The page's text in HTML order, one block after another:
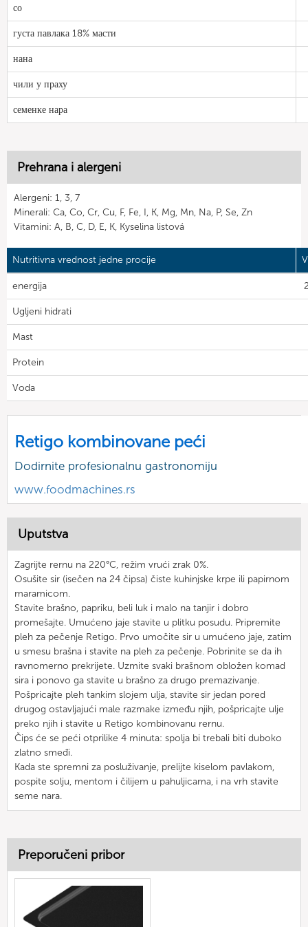
со
густа павлака 18% масти
нана
чили у праху
семенке нара
Prehrana i alergeni
Alergeni: 1, 3, 7
Minerali: Ca, Co, Cr, Cu, F, Fe, I, K, Mg, Mn, Na, P, Se, Zn
Vitamini: A, B, C, D, E, K, Kyselina listová
Nutritivna vrednost jedne procije
energija
Ugljeni hidrati
Mast
Protein
Voda
Retigo kombinovane peći
Dodirnite profesionalnu gastronomiju
www.foodmachines.rs
Uputstva
Zagrijte rernu na 220°C, režim vrući zrak 0%.
Osušite sir (isečen na 24 čipsa) čiste kuhinjske krpe ili papirnom
maramicom.
Stavite brašno, papriku, beli luk i malo na tanjir i dobro
promešajte. Umućeno jaje stavite u plitku posudu. Pripremite
pleh za pečenje Retigo. Prvo umočite sir u umućeno jaje, zatim
u smesu brašna i stavite na pleh za pečenje. Pobrinite se da ih
ravnomerno prekrijete. Uzmite svaki brašnom obložen komad
sira i ponovo ga stavite u brašno za drugo premazivanje.
Pošpricajte pleh tankim slojem ulja, stavite sir jedan pored
drugog ostavljajući male razmake između njih, pošpricajte ulje
preko njih i stavite u Retigo kombinovanu rernu.
Čips će se peći otprilike 4 minuta: spolja bi trebali biti duboko
zlatno smeđi.
Kada ste spremni za posluživanje, prelijte kiselom pavlakom,
pospite solju, mentom i čilijem u pahuljicama, i na vrh stavite
seme nara.
Preporučeni pribor